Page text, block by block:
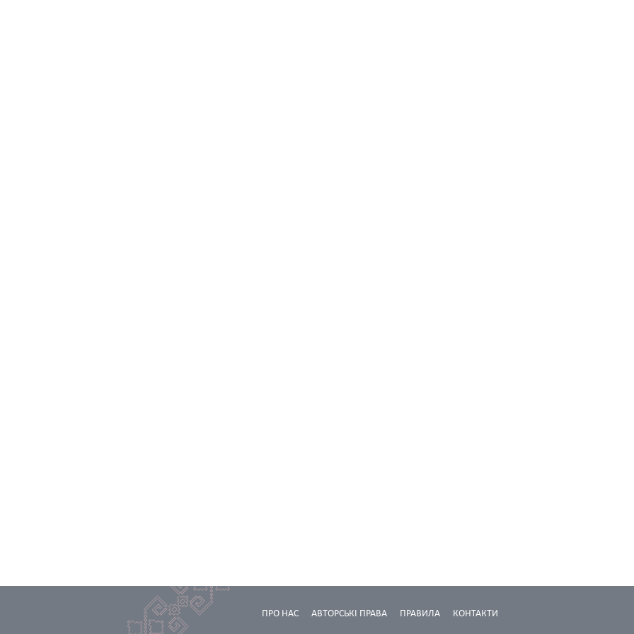
КОНТАКТИ
ПРАВИЛА
АВТОРСЬКІ ПРАВА
ПРО НАС